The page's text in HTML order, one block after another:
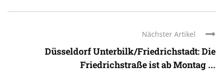
Nächster Artikel
Düsseldorf Unterbilk/Friedrichstadt: Die
Friedrichstraße ist ab Montag ...